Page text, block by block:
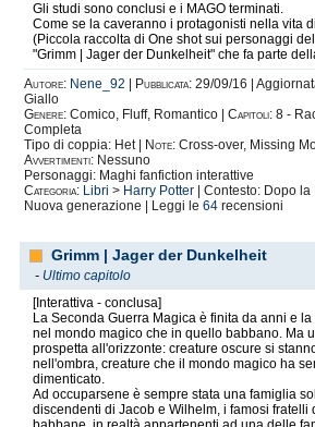
Gli studi sono conclusi e i MAGO terminati.
Come se la caveranno i protagonisti nella vita
(Piccola raccolta di One shot sui personaggi
"Grimm | Jager der Dunkelheit" che fa parte
Autore: Nene_92 Pubblicata: 29/09/16 |
Giallo
Genere: Comico, Fluff, Romantico | Capitoli: 8 -
Completa
Tipo di coppia: Het |
Note: Cross-over, Missing
Avvertimenti: Nessuno
Personaggi: Maghi fanfiction interattive
Categoria: Libri > Harry Potter | Contesto: Dopo
Nuova generazione | Leggi le 64 recensioni
Grimm | Jager der Dunkelheit
- Ultimo capitolo
[Interattiva - conclusa]
La Seconda Guerra Magica è finita da anni e
nel mondo magico che in quello babbano. Ma
prospetta all'orizzonte: creature oscure si
nell'ombra, creature che il mondo magico ha
dimenticato.
Ad occuparsene è sempre stata una famiglia
discendenti di Jacob e Wilhelm, i famosi fratelli